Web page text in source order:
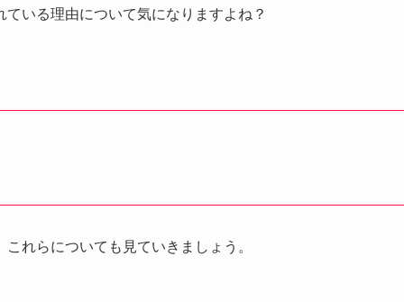
いる理由について気になりますよね？
れらについても見ていきましょう。